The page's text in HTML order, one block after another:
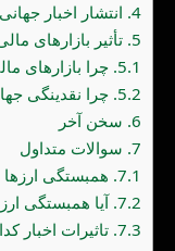
4. انتشار اخبار
5. تأثیر بازارهای
5.1. چرا بازارهای
5.2. چرا نقدینگی
6. سخن آخر
7. سوالات متداول
7.1. همبستگی
7.2. آیا همبستگی
7.3. تاثیرات اخبار